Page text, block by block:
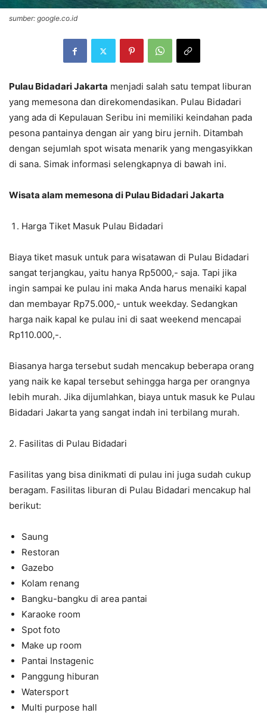
sumber: google.co.id
Pulau Bidadari Jakarta menjadi salah satu tempat liburan
yang memesona dan direkomendasikan. Pulau Bidadari
yang ada di Kepulauan Seribu ini memiliki keindahan pada
pesona pantainya dengan air yang biru jernih. Ditambah
dengan sejumlah spot wisata menarik yang mengasyikkan
di sana. Simak informasi selengkapnya di bawah ini.
Wisata alam memesona di Pulau Bidadari Jakarta
Harga Tiket Masuk Pulau Bidadari
Biaya tiket masuk untuk para wisatawan di Pulau Bidadari
sangat terjangkau, yaitu hanya Rp5000,- saja. Tapi jika
ingin sampai ke pulau ini maka Anda harus menaiki kapal
dan membayar Rp75.000,- untuk weekday. Sedangkan
harga naik kapal ke pulau ini di saat weekend mencapai
Rp110.000,-.
Biasanya harga tersebut sudah mencakup beberapa orang
yang naik ke kapal tersebut sehingga harga per orangnya
lebih murah. Jika dijumlahkan, biaya untuk masuk ke Pulau
Bidadari Jakarta yang sangat indah ini terbilang murah.
2. Fasilitas di Pulau Bidadari
Fasilitas yang bisa dinikmati di pulau ini juga sudah cukup
beragam. Fasilitas liburan di Pulau Bidadari mencakup hal
berikut:
Saung
Restoran
Gazebo
Kolam renang
Bangku-bangku di area pantai
Karaoke room
Spot foto
Make up room
Pantai Instagenic
Panggung hiburan
Watersport
Multi purpose hall